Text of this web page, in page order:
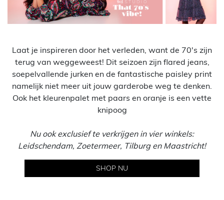
Laat je inspireren door het verleden, want de 70's zijn
terug van weggeweest! Dit seizoen zijn flared jeans,
soepelvallende jurken en de fantastische paisley print
namelijk niet meer uit jouw garderobe weg te denken.
Ook het kleurenpalet met paars en oranje is een vette
knipoog
Nu ook exclusief te verkrijgen in vier winkels:
Leidschendam, Zoetermeer, Tilburg en Maastricht!
SHOP NU